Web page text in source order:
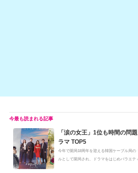
「涙の女王」1位も時間の問
ラマ TOP5
今年で開局18周年を迎える韓国ケーブル局
ルとして開局され、ドラマをはじめバラエ